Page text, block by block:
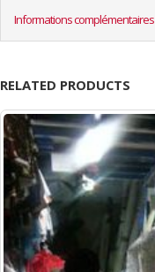
Informations complémentaires
RELATED PRODUCTS